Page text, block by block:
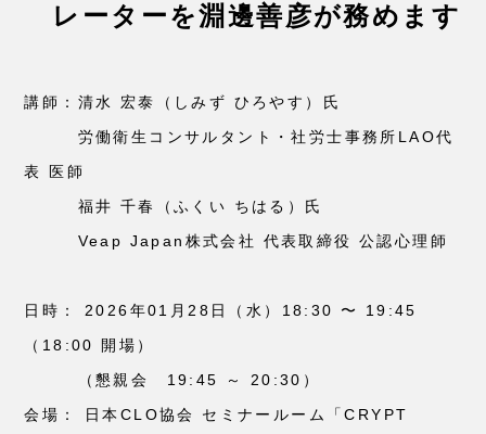
レーターを淵邊善彦が務めます
講師：清水 宏泰（しみず ひろやす）氏
労働衛生コンサルタント・社労士事務所LAO代
表 医師
福井 千春（ふくい ちはる）氏
Veap Japan株式会社 代表取締役 公認心理師
日時： 2026年01月28日（水）18:30 〜 19:45
（18:00 開場）
（懇親会 19:45 ～ 20:30）
会場： 日本CLO協会 セミナールーム「CRYPT